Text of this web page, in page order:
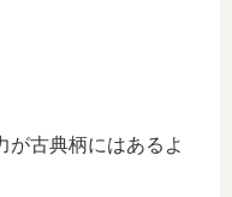
が古典柄にはあるよ